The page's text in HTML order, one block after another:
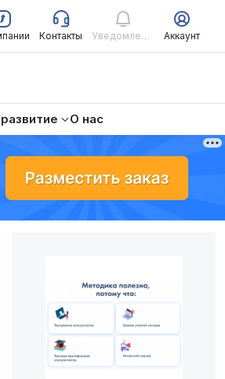
Контакты Уведомления Аккаунт
О нас